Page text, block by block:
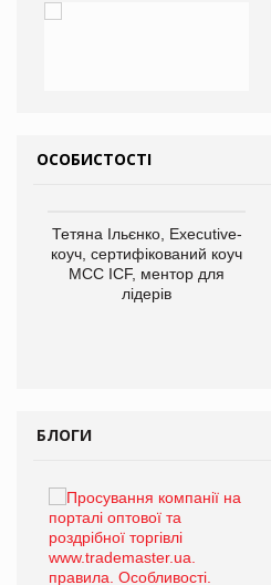
ОСОБИСТОСТІ
Тетяна Ільєнко, Executive-
коуч, сертифікований коуч
МСС ICF, ментор для
лідерів
БЛОГИ